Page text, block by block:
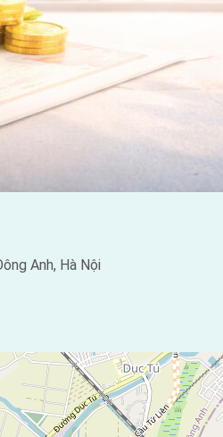
Anh, Hà Nội